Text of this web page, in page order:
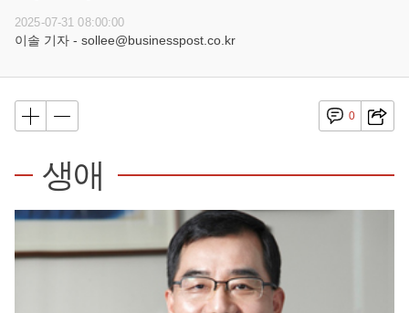
2025-07-31 08:00:00
이솔 기자 - sollee@businesspost.co.kr
0
생애